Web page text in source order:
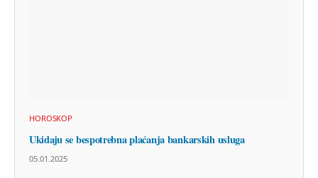
HOROSKOP
Ukidaju se bespotrebna plaćanja bankarskih usluga
05.01.2025